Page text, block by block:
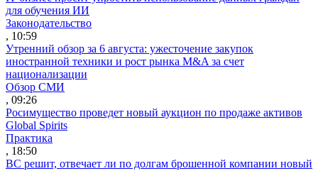
для обучения ИИ
Законодательство
, 10:59
Утренний обзор за 6 августа: ужесточение закупок
иностранной техники и рост рынка M&A за счет
национализации
Обзор СМИ
, 09:26
Росимущество проведет новый аукцион по продаже активов
Global Spirits
Практика
, 18:50
ВС решит, отвечает ли по долгам брошенной компании новый